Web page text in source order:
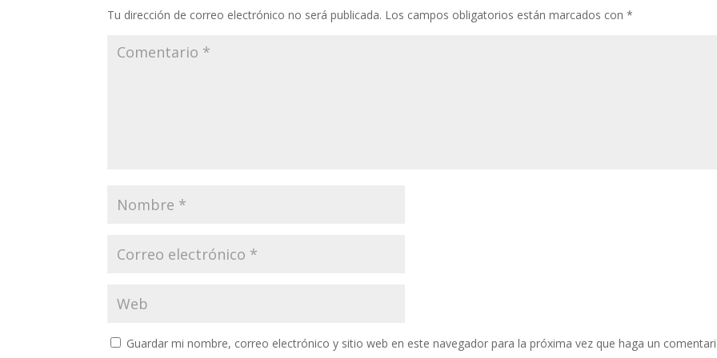
Tu dirección de correo electrónico no será publicada. Los campos obligatorios están marcados con*
Guardar mi nombre, correo electrónico y sitio web en este navegador para la próxima vez que haga un